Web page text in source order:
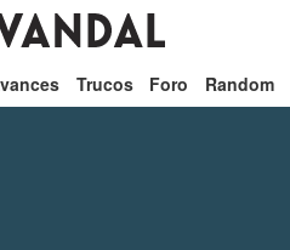
Trucos Foro Random